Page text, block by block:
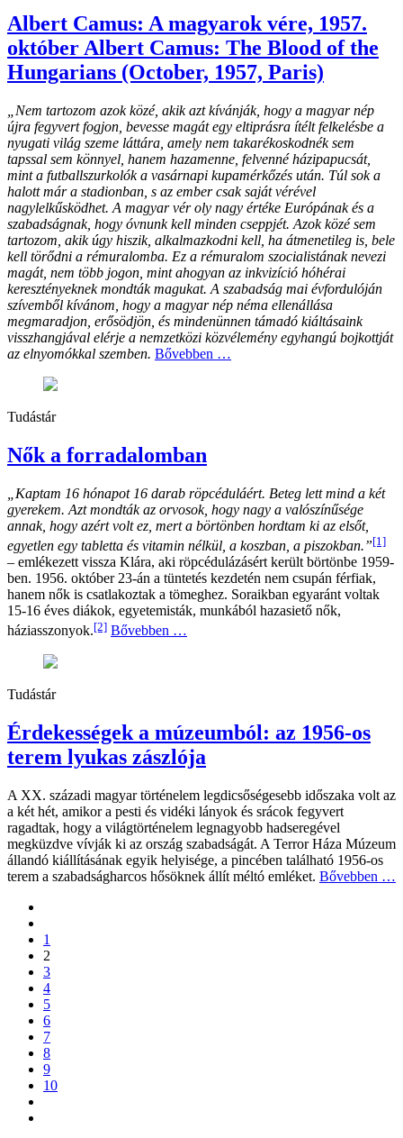
Albert Camus: A magyarok vére, 1957.
október Albert Camus: The Blood of the
Hungarians (October, 1957, Paris)
„Nem tartozom azok közé, akik azt kívánják, hogy a magyar nép
újra fegyvert fogjon, bevesse magát egy eltiprásra ítélt felkelésbe a
nyugati világ szeme láttára, amely nem takarékoskodnék sem
tapssal sem könnyel, hanem hazamenne, felvenné házipapucsát,
mint a futballszurkolók a vasárnapi kupamérkőzés után. Túl sok a
halott már a stadionban, s az ember csak saját vérével
nagylelkűsködhet. A magyar vér oly nagy értéke Európának és a
szabadságnak, hogy óvnunk kell minden cseppjét. Azok közé sem
tartozom, akik úgy hiszik, alkalmazkodni kell, ha átmenetileg is, bele
kell törődni a rémuralomba. Ez a rémuralom szocialistának nevezi
magát, nem több jogon, mint ahogyan az inkvizíció hóhérai
keresztényeknek mondták magukat. A szabadság mai évfordulóján
szívemből kívánom, hogy a magyar nép néma ellenállása
megmaradjon, erősödjön, és mindenünnen támadó kiáltásaink
visszhangjával elérje a nemzetközi közvélemény egyhangú bojkottját
az elnyomókkal szemben. Bővebben …
Tudástár
Nők a forradalomban
„Kaptam 16 hónapot 16 darab röpcéduláért. Beteg lett mind a két
gyerekem. Azt mondták az orvosok, hogy nagy a valószínűsége
annak, hogy azért volt ez, mert a börtönben hordtam ki az elsőt,
egyetlen egy tabletta és vitamin nélkül, a koszban, a piszokban.”[1]
– emlékezett vissza Klára, aki röpcédulázásért került börtönbe 1959-
ben. 1956. október 23-án a tüntetés kezdetén nem csupán férfiak,
hanem nők is csatlakoztak a tömeghez. Soraikban egyaránt voltak
15-16 éves diákok, egyetemisták, munkából hazasiető nők,
háziasszonyok.[2] Bővebben …
Tudástár
Érdekességek a múzeumból: az 1956-os
terem lyukas zászlója
A XX. századi magyar történelem legdicsőségesebb időszaka volt az
a két hét, amikor a pesti és vidéki lányok és srácok fegyvert
ragadtak, hogy a világtörténelem legnagyobb hadseregével
megküzdve vívják ki az ország szabadságát. A Terror Háza Múzeum
állandó kiállításának egyik helyisége, a pincében található 1956-os
terem a szabadságharcos hősöknek állít méltó emléket. Bővebben …
1
2
3
4
5
6
7
8
9
10